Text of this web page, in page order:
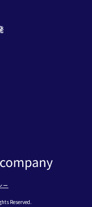
ー
Reserved.